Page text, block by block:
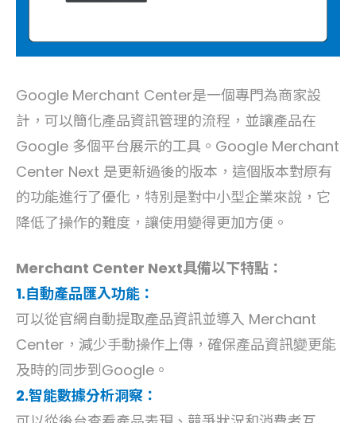
Google Merchant Center是一個專門為商家設
計，可以簡化產品資訊管理的流程，並讓產品在
Google 多個平台展示的工具。Google Merchant
Center Next 是更新過後的版本，這個版本對原有
的功能進行了優化，特別是對中小型企業來說，它
降低了操作的難度，讓使用變得更加方便。
Merchant Center Next具備以下特點：
1.自動產品匯入功能：
可以從官網自動提取產品資訊並導入 Merchant
Center，減少手動操作上傳，確保產品資訊變更能
及時的同步到Google。
2.智能數據分析洞察：